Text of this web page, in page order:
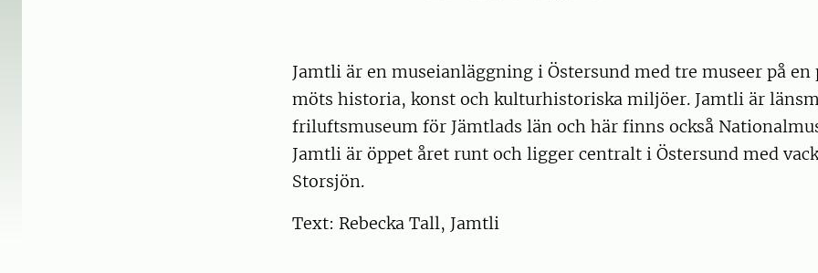
Jamtli är en museianläggning i Östersund med tre museer på en
möts historia, konst och kulturhistoriska miljöer. Jamtli är
friluftsmuseum för Jämtlads län och här finns också
Jamtli är öppet året runt och ligger centralt i Östersund med
Storsjön.
Text: Rebecka Tall, Jamtli